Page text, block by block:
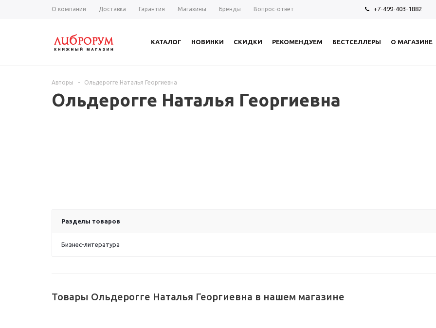
О компании Доставка Гарантия Магазины Бренды Вопрос-ответ +7-499-403-1882
КАТАЛОГ НОВИНКИ СКИДКИ РЕКОМЕНДУЕМ БЕСТСЕЛЛЕРЫ О МАГАЗИНЕ
Авторы - Ольдерогге Наталья Георгиевна
Ольдерогге Наталья Георгиевна
Разделы товаров
Бизнес-литература
Товары Ольдерогге Наталья Георгиевна в нашем магазине